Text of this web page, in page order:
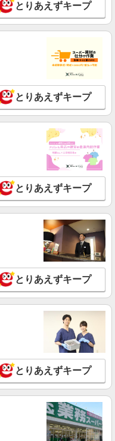
とりあえずキープ
とりあえずキープ
とりあえずキープ
とりあえずキープ
とりあえずキープ